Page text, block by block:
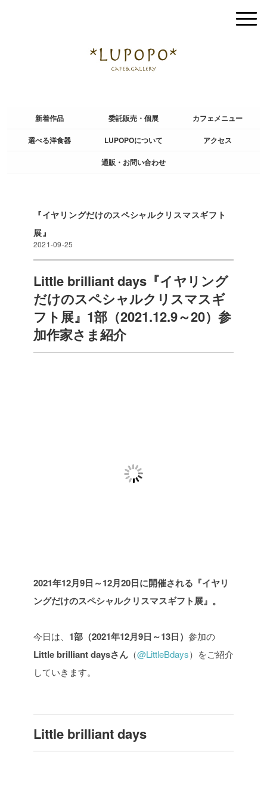
新着作品 委託販売・個展 カフェメニュー
選べる洋食器 LUPOPOについて アクセス
通販・お問い合わせ
『イヤリングだけのスペシャルクリスマスギフト
展』
2021-09-25
Little brilliant days『イヤリング
だけのスペシャルクリスマスギ
フト展』1部（2021.12.9～20）参
加作家さま紹介
2021年12月9日～12月20日に開催される『イヤリ
ングだけのスペシャルクリスマスギフト展』。
今日は、 1部（2021年12月9日～13日） 参加の
Little brilliant daysさん （@LittleBdays）をご紹介
していきます。
Little brilliant days